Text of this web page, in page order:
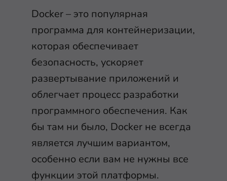
Docker – это популярная
программа для контейнеризации,
которая обеспечивает
безопасность, ускоряет
развертывание приложений и
облегчает процесс разработки
программного обеспечения. Как
бы там ни было, Docker не всегда
является лучшим вариантом,
особенно если вам не нужны все
функции этой платформы.